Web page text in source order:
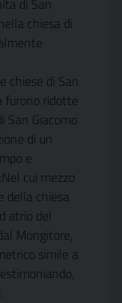
di San
chiesa di
chiese di San
furono ridotte
San Giacomo
di un
e
cui mezzo
della chiesa
atrio del
Mongitore,
simile a